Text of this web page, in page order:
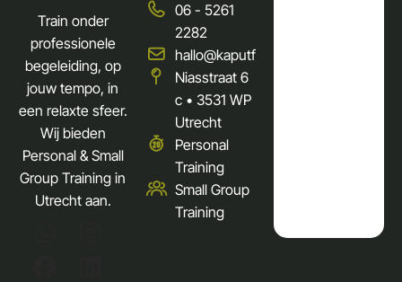
Train onder
professionele
begeleiding, op
jouw tempo, in
een relaxte sfeer.
Wij bieden
Personal & Small
Group Training in
Utrecht aan.
06 - 5261
2282
hallo@kaputfit.nl
Niasstraat 6
c • 3531 WP
Utrecht
Personal
Training
Small Group
Training